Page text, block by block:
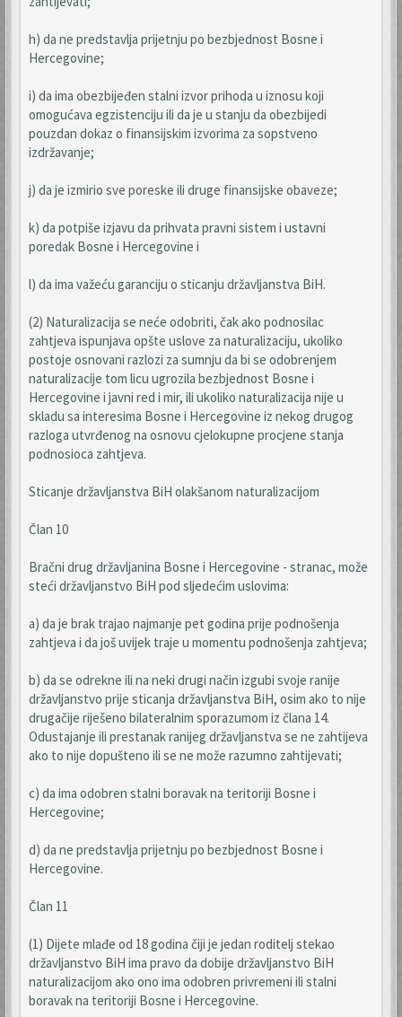
h) da ne predstavlja prijetnju po bezbjednost Bosne i
Hercegovine;
i) da ima obezbijeđen stalni izvor prihoda u iznosu koji
omogućava egzistenciju ili da je u stanju da obezbijedi
pouzdan dokaz o finansijskim izvorima za sopstveno
izdržavanje;
j) da je izmirio sve poreske ili druge finansijske obaveze;
k) da potpiše izjavu da prihvata pravni sistem i ustavni
poredak Bosne i Hercegovine i
l) da ima važeću garanciju o sticanju državljanstva BiH.
(2) Naturalizacija se neće odobriti, čak ako podnosilac
zahtjeva ispunjava opšte uslove za naturalizaciju, ukoliko
postoje osnovani razlozi za sumnju da bi se odobrenjem
naturalizacije tom licu ugrozila bezbjednost Bosne i
Hercegovine i javni red i mir, ili ukoliko naturalizacija nije u
skladu sa interesima Bosne i Hercegovine iz nekog drugog
razloga utvrđenog na osnovu cjelokupne procjene stanja
podnosioca zahtjeva.
Sticanje državljanstva BiH olakšanom naturalizacijom
Član 10
Bračni drug državljanina Bosne i Hercegovine - stranac, može
steći državljanstvo BiH pod sljedećim uslovima:
a) da je brak trajao najmanje pet godina prije podnošenja
zahtjeva i da još uvijek traje u momentu podnošenja zahtjeva;
b) da se odrekne ili na neki drugi način izgubi svoje ranije
državljanstvo prije sticanja državljanstva BiH, osim ako to nije
drugačije riješeno bilateralnim sporazumom iz člana 14.
Odustajanje ili prestanak ranijeg državljanstva se ne zahtijeva
ako to nije dopušteno ili se ne može razumno zahtijevati;
c) da ima odobren stalni boravak na teritoriji Bosne i
Hercegovine;
d) da ne predstavlja prijetnju po bezbjednost Bosne i
Hercegovine.
Član 11
(1) Dijete mlađe od 18 godina čiji je jedan roditelj stekao
državljanstvo BiH ima pravo da dobije državljanstvo BiH
naturalizacijom ako ono ima odobren privremeni ili stalni
boravak na teritoriji Bosne i Hercegovine.